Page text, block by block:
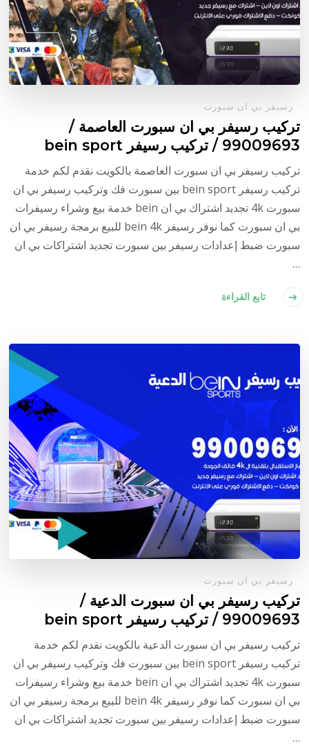
رسيفر بي ان سبورت
تركيب رسيفر بي ان سبورت العاصمة /
99009693 / تركيب رسيفر bein sport
تركيب رسيفر بي ان سبورت العاصمة بالكويت نقدم لكم خدمة
تركيب رسيفر bein sport بين سبورت فك وتركيب رسيفر بي ان
سبورت 4k تجديد اشتراك بي ان bein خدمة بيع وشراء رسيفرات
بي ان سبورت كما نوفر رسيفر bein 4k للبيع برمجة رسيفر بي ان
سبورت ضبط إعدادات رسيفر بين سبورت تجديد اشتراكات بي ان
…
تابع القراءة
رسيفر بي ان سبورت
تركيب رسيفر بي ان سبورت الدعية /
99009693 / تركيب رسيفر bein sport
تركيب رسيفر بي ان سبورت الدعية بالكويت نقدم لكم خدمة
تركيب رسيفر bein sport بين سبورت فك وتركيب رسيفر بي ان
سبورت 4k تجديد اشتراك بي ان bein خدمة بيع وشراء رسيفرات
بي ان سبورت كما نوفر رسيفر bein 4k للبيع برمجة رسيفر بي ان
سبورت ضبط إعدادات رسيفر بين سبورت تجديد اشتراكات بي ان
…